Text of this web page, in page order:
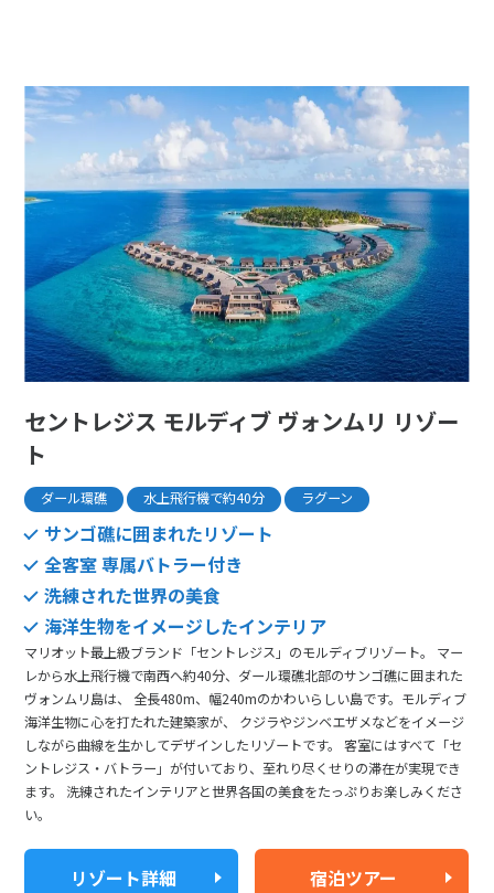
セントレジス モルディブ ヴォンムリ リゾー
ト
ダール環礁 水上飛行機で約40分 ラグーン
サンゴ礁に囲まれたリゾート
全客室 専属バトラー付き
洗練された世界の美食
海洋生物をイメージしたインテリア
マリオット最上級ブランド「セントレジス」のモルディブリゾート。 マー
レから水上飛行機で南西へ約40分、ダール環礁北部のサンゴ礁に囲まれた
ヴォンムリ島は、 全長480m、幅240mのかわいらしい島です。モルディブ
海洋生物に心を打たれた建築家が、 クジラやジンベエザメなどをイメージ
しながら曲線を生かしてデザインしたリゾートです。 客室にはすべて「セ
ントレジス・バトラー」が付いており、至れり尽くせりの滞在が実現でき
ます。 洗練されたインテリアと世界各国の美食をたっぷりお楽しみくださ
い。
リゾート詳細 宿泊ツアー